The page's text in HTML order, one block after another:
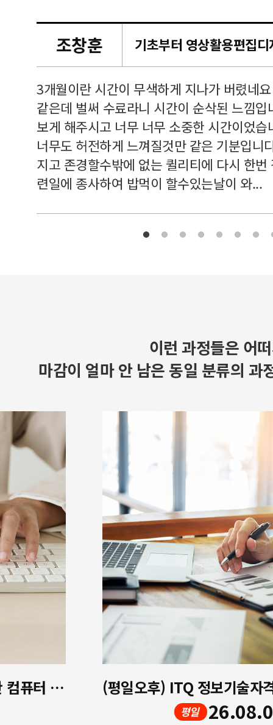
조창훈
3개월이란 시간이 무색하게 지나가 버렸네
같은데 벌써 수료라니 시간이 순삭된 느낌
보게 해주시고 너무 너무 소중한 시간이었
너무도 허전하게 느껴질것만 같은 기분입니
지고 존경할수밖에 없는 퀼리티에 다시 한
련일에 종사하여 밥먹이 할수있는날이 와...
이런 과정들은 어
마감이 얼마 안 남은 동일 분류의 과
[개강확정!! 오후] 중장년을 위한 컴퓨터 활용 실무(한글,엑셀,파워포인트)
평일